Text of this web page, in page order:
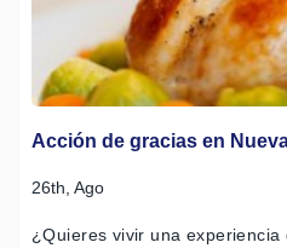
Acción de gracias en
26th, Ago
¿Quieres vivir una